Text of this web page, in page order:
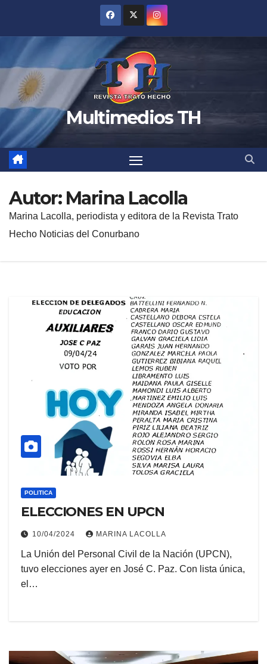
contenido
Multimedios TH
Autor: Marina Lacolla
Marina Lacolla, periodista y editora de la Revista Trato
Hecho Noticias del Conurbano
POLITICA
ELECCIONES EN UPCN
10/04/2024 MARINA LACOLLA
La Unión del Personal Civil de la Nación (UPCN),
tuvo elecciones ayer en José C. Paz. Con lista única,
el…